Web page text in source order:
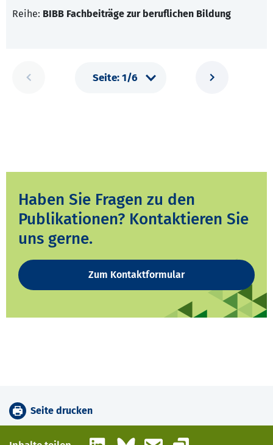
Reihe: BIBB Fachbeiträge zur beruflichen Bildung
Haben Sie Fragen zu den
Publikationen? Kontaktieren Sie
uns gerne.
Zum Kontaktformular
Seite drucken
LinkedInBlueskyE-Mail